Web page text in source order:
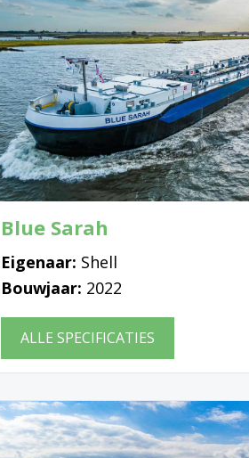
Blue Sarah
Eigenaar: Shell
Bouwjaar: 2022
ALLE SPECIFICATIES